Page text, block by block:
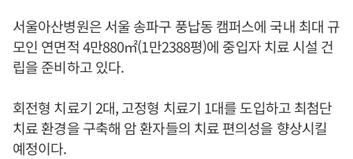
서울아산병원은 서울 송파구 풍납동 캠퍼스에 국내 최대 규
모인 연면적 4만880㎡(1만2388평)에 중입자 치료 시설 건
립을 준비하고 있다.
회전형 치료기 2대, 고정형 치료기 1대를 도입하고 최첨단
치료 환경을 구축해 암 환자들의 치료 편의성을 향상시킬
예정이다.